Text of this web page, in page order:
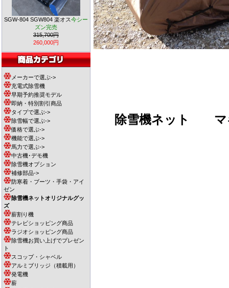
SGW-804 SGW804 楽オス今シー
ズン完売
315,700円
260,000円
メーカーで選ぶ->
充電式除雪機
早期予約推奨モデル
即納・特別割引商品
タイプで選ぶ->
除雪幅で選ぶ->
価格で選ぶ->
機能で選ぶ->
馬力で選ぶ->
中古機･デモ機
除雪機オプション
補修部品->
防寒着・ブーツ・手袋・アイ
ゼン
除雪機ネットオリジナルグッ
ズ
薪割り機
テレビショッピング商品
ラジオショッピング商品
除雪機お買い上げでプレゼン
ト
スコップ・シャベル
アルミブリッジ（積載用）
発電機
薪
除雪機ネット マ